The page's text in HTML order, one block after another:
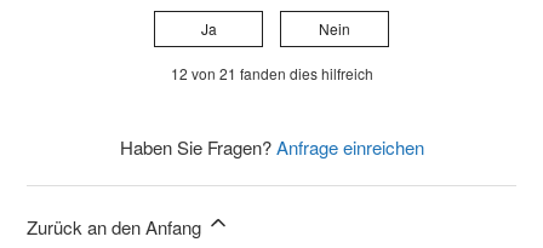
Ja Nein
12 von 21 fanden dies hilfreich
Haben Sie Fragen?Anfrage einreichen
Zurück an den Anfang